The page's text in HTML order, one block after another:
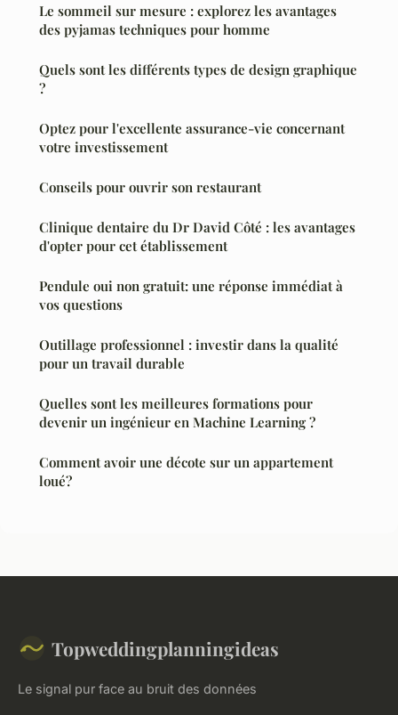
Le sommeil sur mesure : explorez les avantages
des pyjamas techniques pour homme
Quels sont les différents types de design graphique
?
Optez pour l'excellente assurance-vie concernant
votre investissement
Conseils pour ouvrir son restaurant
Clinique dentaire du Dr David Côté : les avantages
d'opter pour cet établissement
Pendule oui non gratuit: une réponse immédiat à
vos questions
Outillage professionnel : investir dans la qualité
pour un travail durable
Quelles sont les meilleures formations pour
devenir un ingénieur en Machine Learning ?
Comment avoir une décote sur un appartement
loué?
Topweddingplanningideas
Le signal pur face au bruit des données